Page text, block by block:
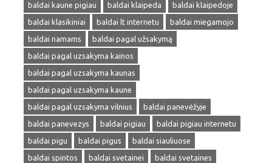
baldai kaune pigiau
baldai klaipeda
baldai klaipedoje
baldai klasikiniai
baldai lt internetu
baldai miegamojo
baldai namams
baldai pagal užsakymą
baldai pagal uzsakyma kainos
baldai pagal uzsakyma kaunas
baldai pagal uzsakyma kaune
baldai pagal uzsakyma vilnius
baldai panevėžyje
baldai panevezys
baldai pigiau
baldai pigiau internetu
baldai pigu
baldai pigus
baldai siauliuose
baldai spintos
baldai svetainei
baldai svetaines